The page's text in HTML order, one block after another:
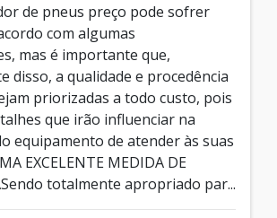
de pneus preço pode sofrer
com algumas
mas é importante que,
disso, a qualidade e procedência
priorizadas a todo custo, pois
que irão influenciar na
equipamento de atender às suas
EXCELENTE MEDIDA DE
totalmente apropriado par...